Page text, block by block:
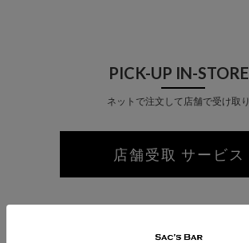
PICK-UP IN-STORE
ネットで注文して店舗で受け取り
店舗受取 サービス